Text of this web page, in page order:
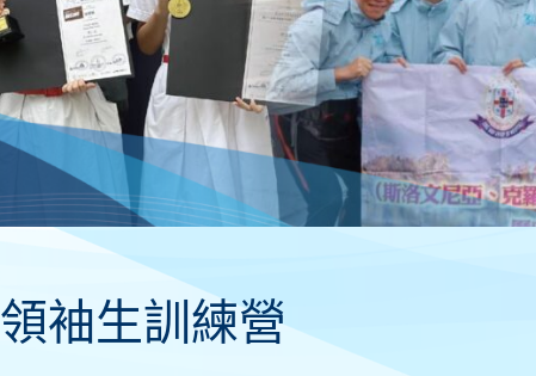
領袖生訓練營